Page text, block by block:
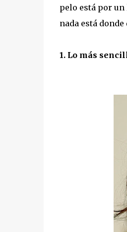
pelo está por un
nada está donde
1. Lo más